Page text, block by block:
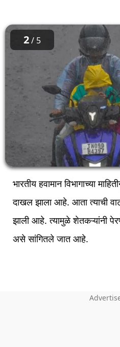
2/ 5
भारतीय हवामान विभागाच्या
दाखल झाला आहे. आता त्याची
झाली आहे. त्यामुळे शेतकऱ्यांनी
असे सांगितले जात आहे.